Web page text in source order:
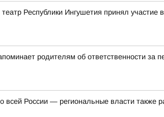
Республики Ингушетия принял
родителям об ответственности за
России — региональные власти также